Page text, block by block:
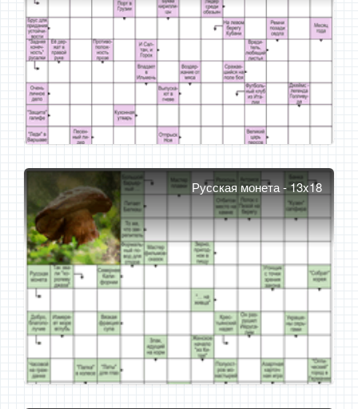
Русская монета - 13x18